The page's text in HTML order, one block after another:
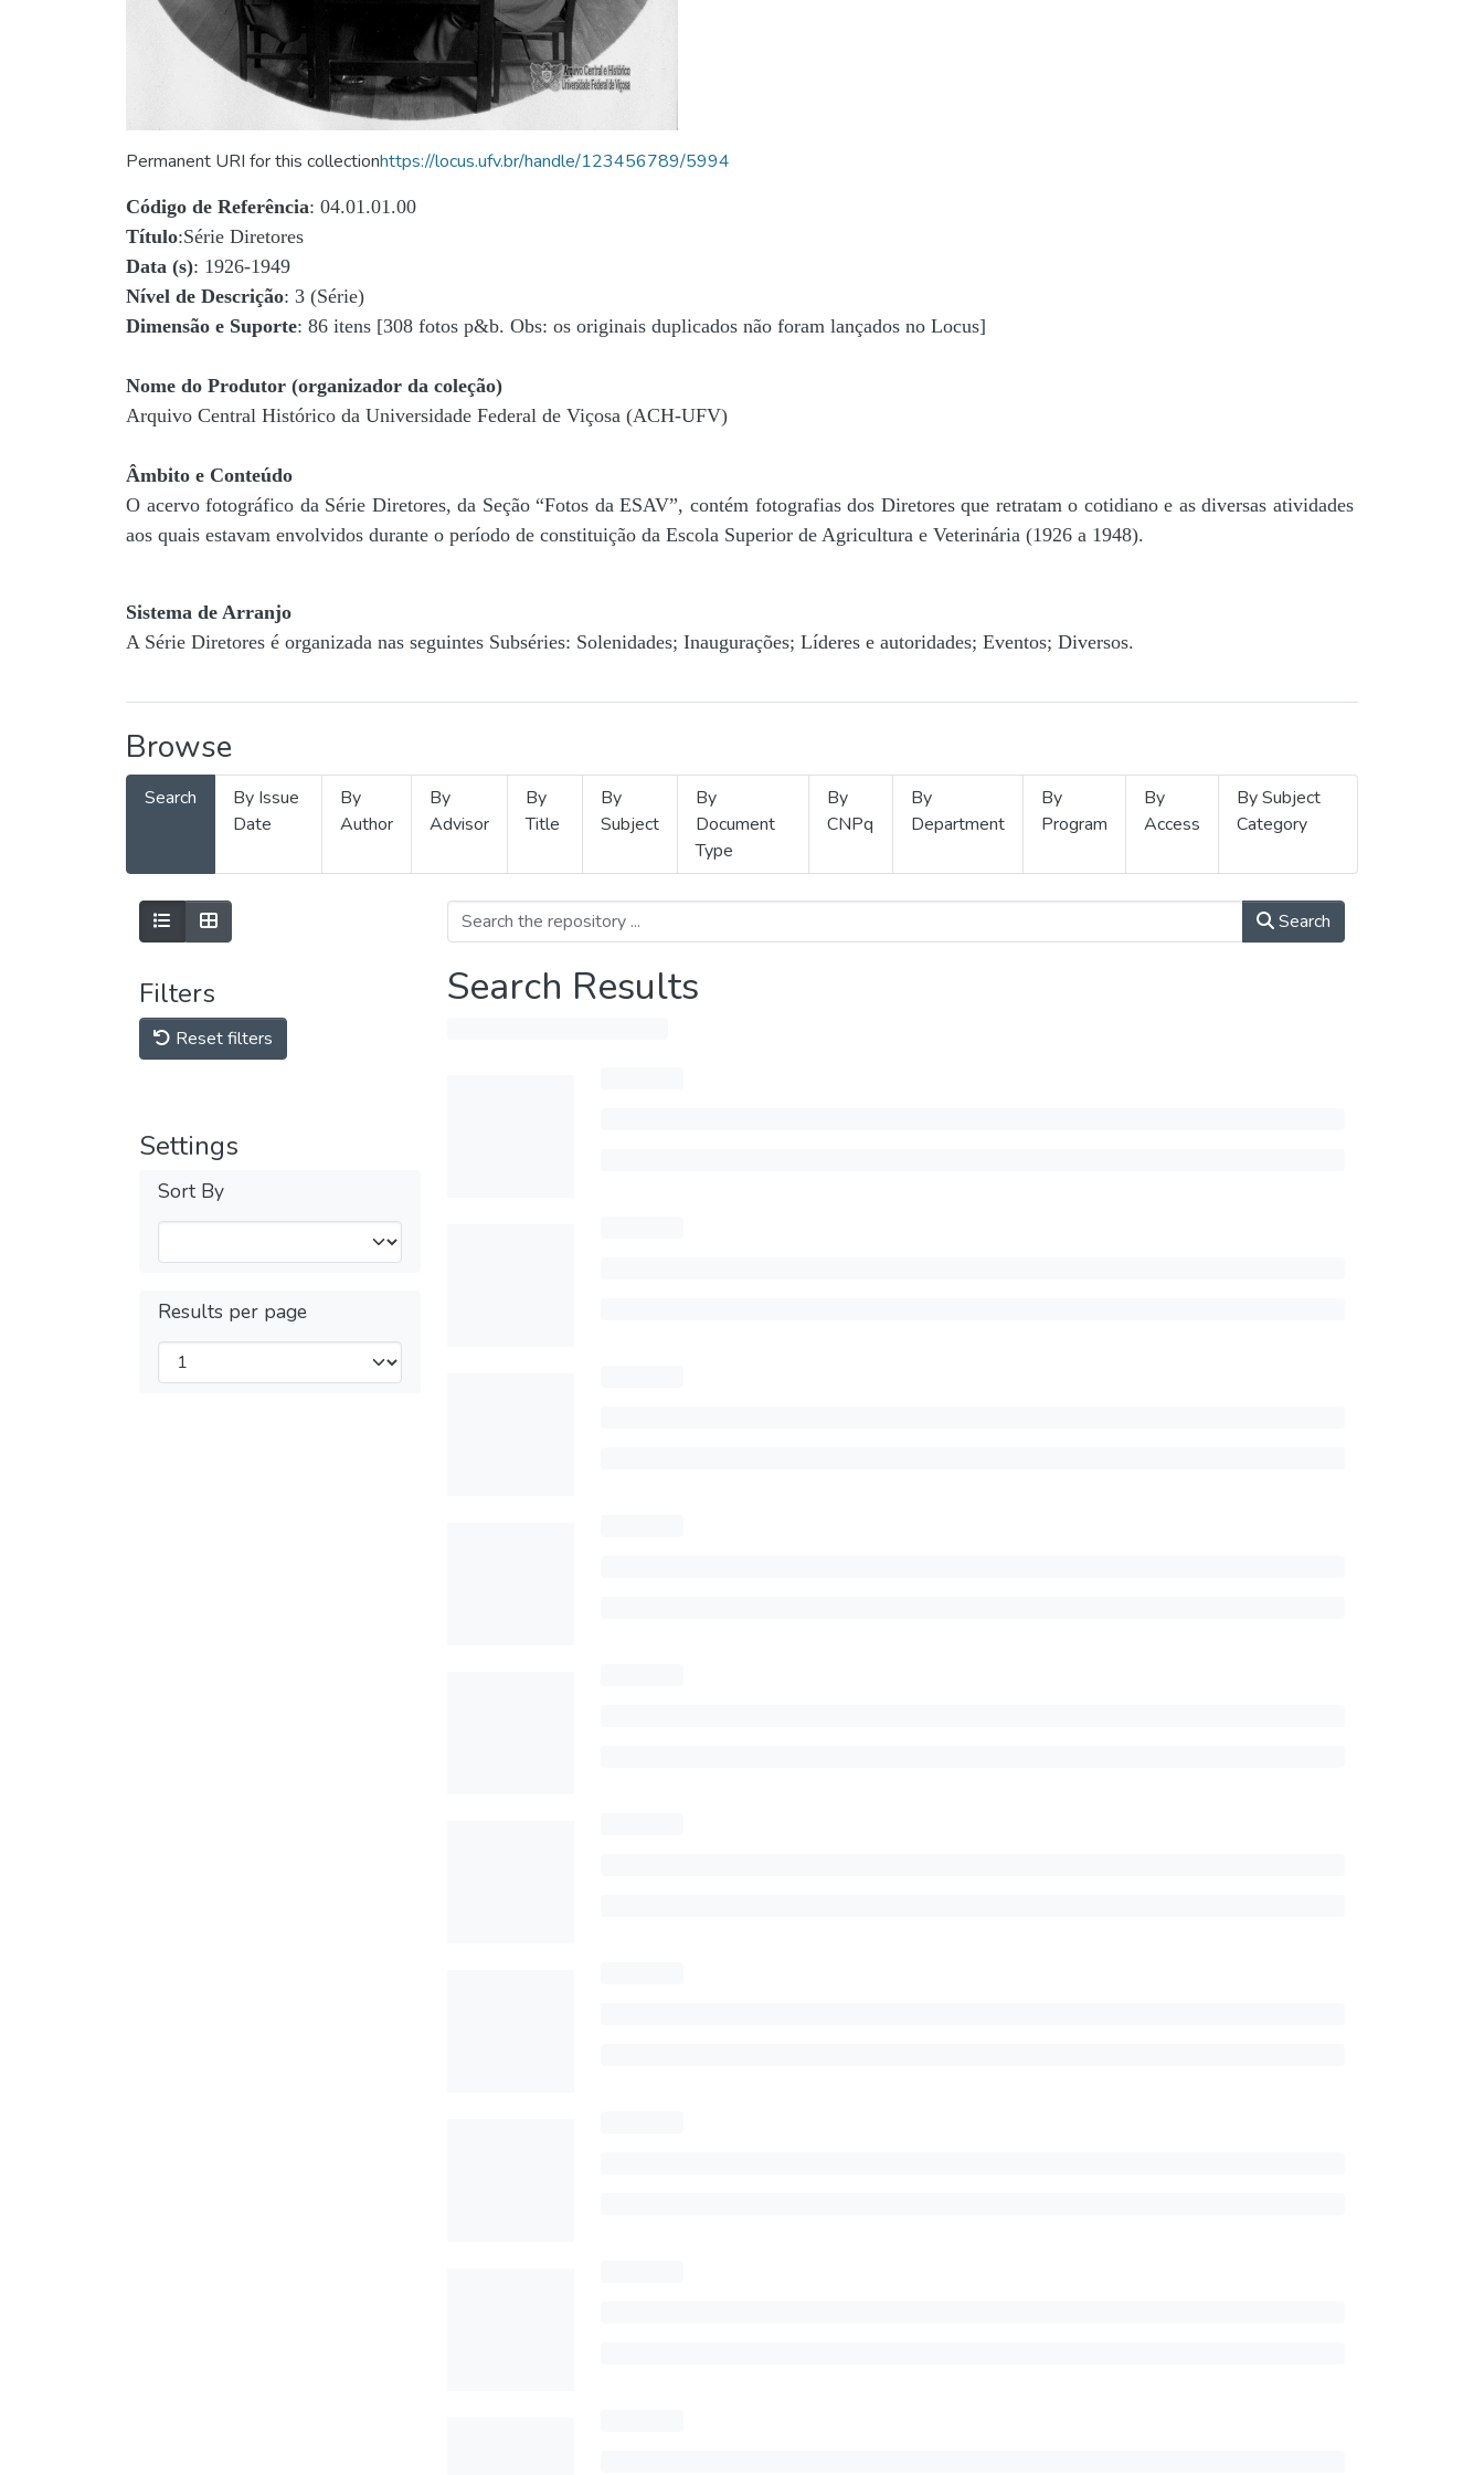
Permanent URI for this collectionhttps://locus.ufv.br/handle/123456789/5994
Código de Referência: 04.01.01.00
Título:Série Diretores
Data (s): 1926-1949
Nível de Descrição: 3 (Série)
Dimensão e Suporte: 86 itens [308 fotos p&b. Obs: os originais duplicados não foram lançados no Locus]
Nome do Produtor (organizador da coleção)
Arquivo Central Histórico da Universidade Federal de Viçosa (ACH-UFV)
Âmbito e Conteúdo
O acervo fotográfico da Série Diretores, da Seção “Fotos da ESAV”, contém fotografias dos Diretores que retratam o cotidiano e as diversas atividades
aos quais estavam envolvidos durante o período de constituição da Escola Superior de Agricultura e Veterinária (1926 a 1948).
Sistema de Arranjo
A Série Diretores é organizada nas seguintes Subséries: Solenidades; Inaugurações; Líderes e autoridades; Eventos; Diversos.
Browse
Search
By Issue
Date
By
Author
By
Advisor
By
Title
By
Subject
By
Document
Type
By
CNPq
By
Department
By
Program
By
Access
By Subject
Category
Filters
Reset filters
Settings
Sort By
Results per page
Search
Search Results